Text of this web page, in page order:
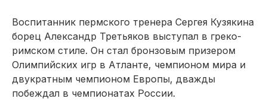
Воспитанник пермского тренера Сергея Кузякина
борец Александр Третьяков выступал в греко-
римском стиле. Он стал бронзовым призером
Олимпийских игр в Атланте, чемпионом мира и
двукратным чемпионом Европы, дважды
побеждал в чемпионатах России.